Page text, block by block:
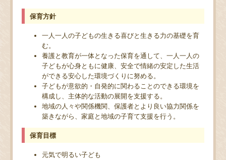
保育方針
一人一人の子どもの生きる喜びと生きる力の基礎を育
む。
養護と教育が一体となった保育を通して、一人一人の
子どもが心身ともに健康、安全で情緒の安定した生活
ができる安心した環境づくりに努める。
子どもが意欲的・自発的に関わることのできる環境を
構成し、主体的な活動の展開を支援する。
地域の人々や関係機関、保護者とより良い協力関係を
築きながら、家庭と地域の子育て支援を行う。
保育目標
元気で明るい子ども